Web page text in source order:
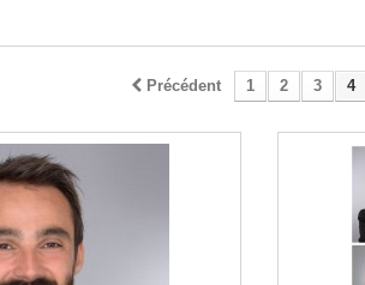
Précédent 1 2 3 4